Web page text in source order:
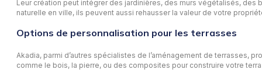
Leur création peut intégrer des jardinières, des murs végétalisés,
naturelle en ville, ils peuvent aussi rehausser la valeur de votre
Options de personnalisation pour les terrasses
Akadia, parmi d’autres spécialistes de l’aménagement de terrasses,
comme le bois, la pierre, ou des composites pour construire votre